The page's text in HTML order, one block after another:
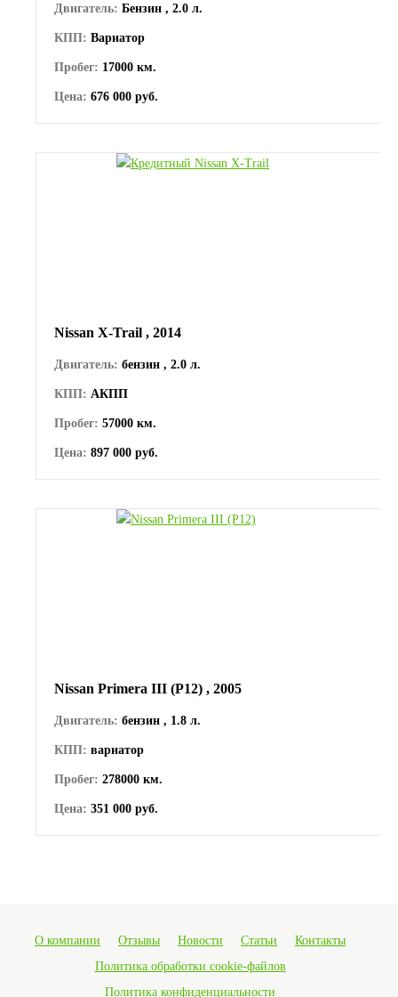
Двигатель: Бензин , 2.0 л.
КПП: Вариатор
Пробег: 17000 км.
Цена: 676 000 руб.
Nissan X-Trail , 2014
Двигатель: бензин , 2.0 л.
КПП: АКПП
Пробег: 57000 км.
Цена: 897 000 руб.
Nissan Primera III (P12) , 2005
Двигатель: бензин , 1.8 л.
КПП: вариатор
Пробег: 278000 км.
Цена: 351 000 руб.
О компании Отзывы Новости Статьи
Контакты
Политика обработки cookie-файлов
Политика конфиденциальности